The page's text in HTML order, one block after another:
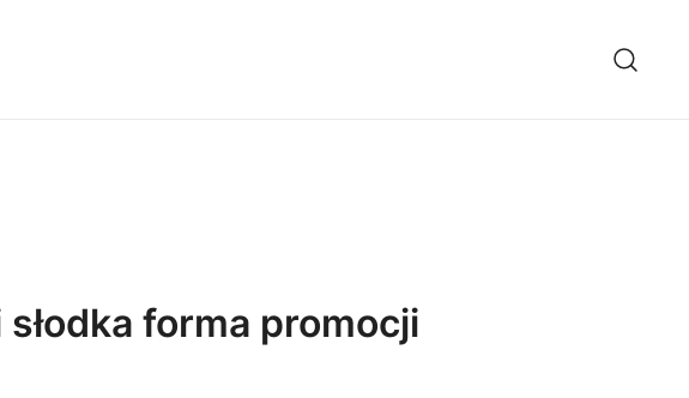
forma promocji